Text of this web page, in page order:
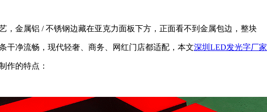
，金属铝 / 不锈钢边藏在亚克力面板下方，正面看不到金属包边，整块
干净流畅，现代轻奢、商务、网红门店都适配，本文深圳LED发光字厂家
作的特点：